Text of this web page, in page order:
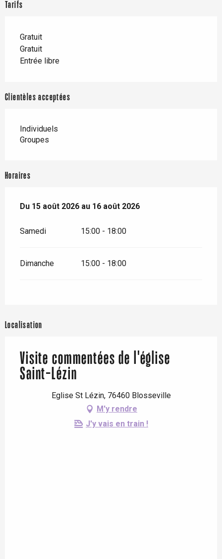
Tarifs
Gratuit
Gratuit
Entrée libre
Clientèles acceptées
Individuels
Groupes
Horaires
Du 15 août 2026 au 16 août 2026
Du 15 août 2026 au 16 août 2026
Samedi 15:00 - 18:00
Dimanche 15:00 - 18:00
Localisation
Visite commentées de l'église
Saint-Lézin
Eglise St Lézin, 76460 Blosseville
M'y rendre
J'y vais en train !